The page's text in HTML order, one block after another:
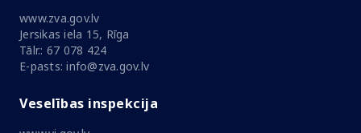
www.zva.gov.lv
Jersikas iela 15, Rīga
Tālr.: 67 078 424
E-pasts: info@zva.gov.lv
Veselības inspekcija